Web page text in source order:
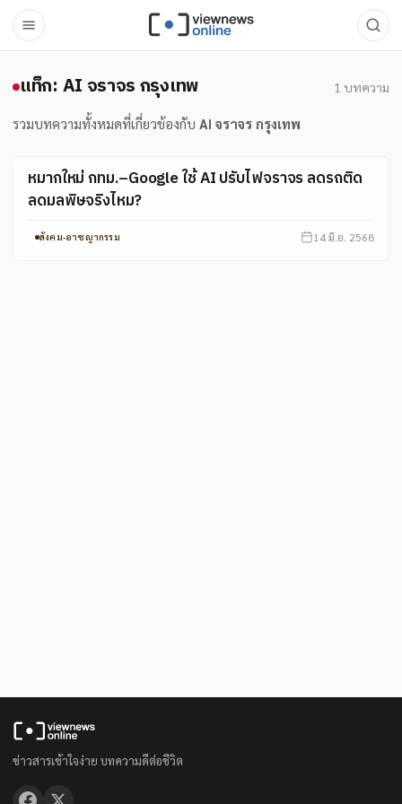
แท็ก: AI จราจร กรุงเทพ
แท็ก: AI จราจร กรุงเทพ 1 บทความ
รวมบทความทั้งหมดที่เกี่ยวข้องกับ AI จราจร กรุงเทพ
หมากใหม่ กทม.–Google ใช้ AI ปรับไฟจราจร ลดรถติด
ลดมลพิษจริงไหม?
สังคม-อาชญากรรม 14 มิ.ย. 2568
ข่าวสารเข้าใจง่าย บทความดีต่อชีวิต